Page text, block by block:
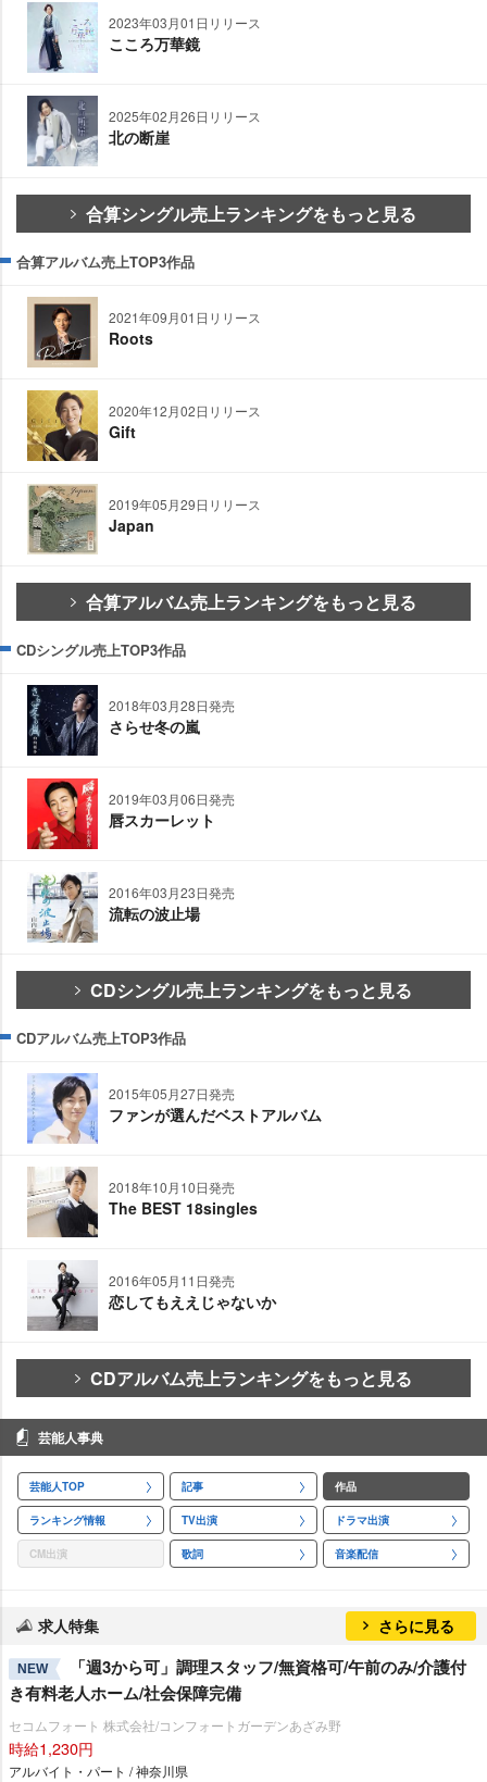
2023年03月01日リリース
こころ万華鏡
2025年02月26日リリース
北の断崖
合算シングル売上ランキングをもっと見る
合算アルバム売上TOP3作品
2021年09月01日リリース
Roots
2020年12月02日リリース
Gift
2019年05月29日リリース
Japan
合算アルバム売上ランキングをもっと見る
CDシングル売上TOP3作品
2018年03月28日発売
さらせ冬の嵐
2019年03月06日発売
唇スカーレット
2016年03月23日発売
流転の波止場
CDシングル売上ランキングをもっと見る
CDアルバム売上TOP3作品
2015年05月27日発売
ファンが選んだベストアルバム
2018年10月10日発売
The BEST 18singles
2016年05月11日発売
恋してもええじゃないか
CDアルバム売上ランキングをもっと見る
芸能人事典
芸能人TOP 記事 作品
ランキング情報 TV出演 ドラマ出演
CM出演 歌詞 音楽配信
求人特集 さらに見る
NEW
「週3から可」調理スタッフ/無資格可/午前のみ/介護付
き有料老人ホーム/社会保障完備
セコムフォート 株式会社/コンフォートガーデンあざみ野
時給1,230円
アルバイト・パート / 神奈川県